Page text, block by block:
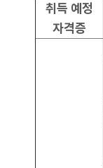
취득 예정
자격증